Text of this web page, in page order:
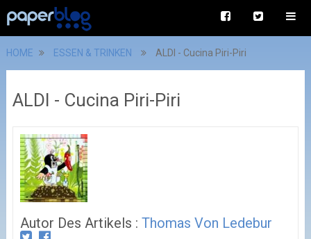
HOME ESSEN & TRINKEN ALDI - Cucina Piri-Piri
ALDI - Cucina Piri-Piri
Autor Des Artikels : Thomas Von Ledebur